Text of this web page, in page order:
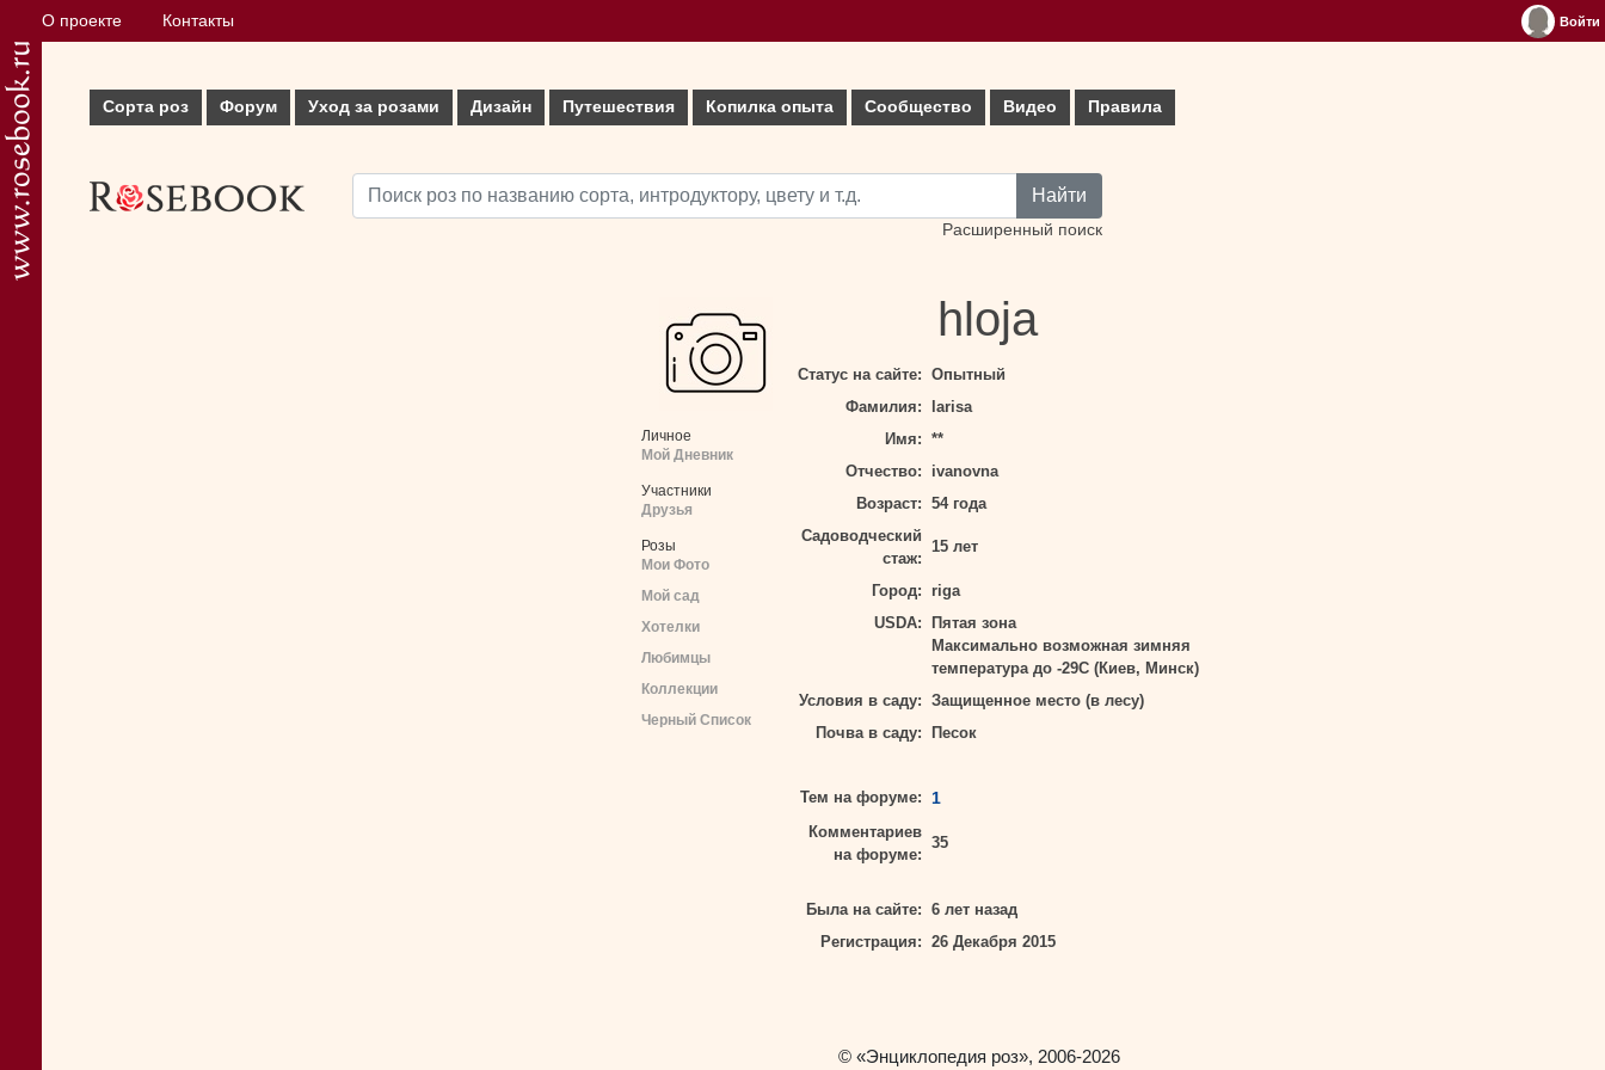
О проекте Контакты Войти
Сорта роз Форум Уход за розами Дизайн Путешествия Копилка опыта Сообщество Видео Правила
Найти
Расширенный поиск
Личное
Мой Дневник
Участники
Друзья
Розы
Мои Фото
Мой сад
Хотелки
Любимцы
Коллекции
Черный Список
hloja
Статус на сайте: Опытный
Фамилия:
larisa
Имя: **
Отчество:
ivanovna
Возраст: 54 года
Садоводческий
стаж:
15 лет
Город:
riga
USDA:
Пятая зона
Максимально возможная зимняя
температура до -29С (Киев, Минск)
Условия в саду: Защищенное место (в лесу)
Почва в саду:
Песок
Тем на форуме: 1
Комментариев
на форуме:
35
Была на сайте: 6 лет назад
Регистрация: 26 Декабря 2015
© «Энциклопедия роз», 2006-2026